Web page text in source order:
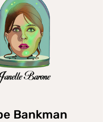
Bankman